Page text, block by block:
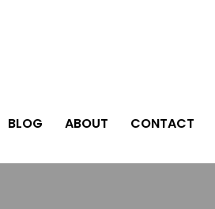
BLOG ABOUT CONTACT